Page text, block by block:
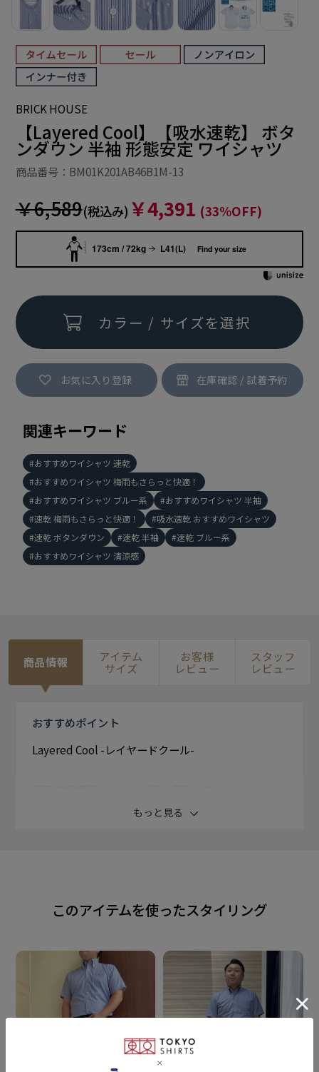
BRICK HOUSE
【Layered Cool】【吸水速乾】 ボタ
ンダウン 半袖 形態安定 ワイシャツ
商品番号：BM01K201AB46B1M-13
￥6,589(税込み) ￥4,391 (33%OFF)
173cm / 72kg L41(L) Find your size
カラー / サイズを選択
お気に入り登録
関連キーワード
おすすめワイシャツ 速乾
おすすめワイシャツ 梅雨もさらっと快適！
おすすめワイシャツ ブルー系
おすすめワイシャツ 半袖
速乾 梅雨もさらっと快適！
吸水速乾 おすすめワイシャツ
速乾 ボタンダウン
速乾 半袖
速乾 ブルー系
おすすめワイシャツ 清涼感
商品情報 アイテム
サイズ
お客様
レビュー
スタッフ
レビュー
おすすめポイント
Layered Cool -レイヤードクール-
吸水速乾に優れた生地がさらに湿気を外部に蒸発させ
を軽減させます。
衿型
ボタンダウンカラー
本体：ポリエステル65% 綿35%
もっと見る
このアイテムを使ったスタイリング